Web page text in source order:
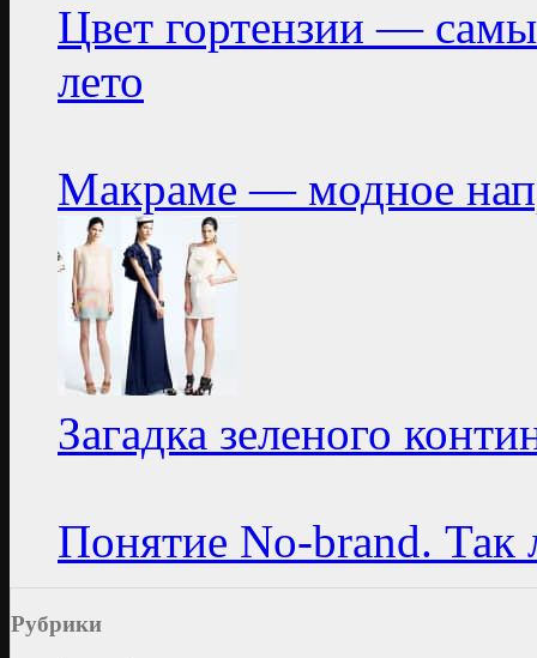
Цвет гортензии —
лето
Макраме — модное
Загадка зеленого
Понятие No-brand.
Рубрики